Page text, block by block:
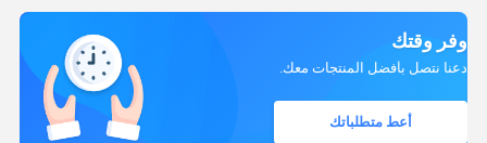
وفر وقتك
دعنا نتصل بأفضل المنتجات معك.
أعط متطلباتك